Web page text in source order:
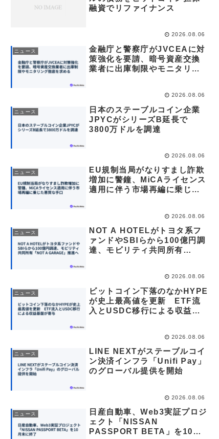
融資でリファイナンス
2026.08.06
ニュース
金融庁と警察庁がJVCEAに対
策強化を要請、暗号資産交換
業者に出庫制限やモニタリン
2026.08.06
ニュース
日本のステーブルコイン企業
JPYCがシリーズB延長で
3800万ドルを調達
2026.08.06
ニュース
EU規制当局がなりすまし詐欺
増加に警鐘、MiCAライセンス
適用に伴う市場再編に乗じた
2026.08.06
ニュース
NOT A HOTELがトヨタ系フ
ァンドやSBIらから100億円調
達、モビリティ共同所有
2026.08.06
ニュース
ビットコイン下落のなかHYPE
が史上最高値を更新 ETF流
入とUSDC移行による収益基
2026.08.06
ニュース
LINE NEXTがステーブルコイ
ン決済インフラ「Unifi Pay」
のグローバル提供を開始
2026.08.06
ニュース
日産自動車、Web3実証プロジ
ェクト「NISSAN
PASSPORT BETA」を10月